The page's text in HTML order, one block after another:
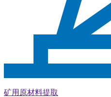
矿用原材料提取